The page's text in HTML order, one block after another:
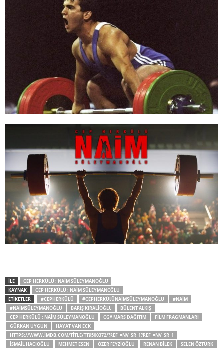
İLE
CEP HERKÜLÜ : NAIM SÜLEYMANOĞLU
KAYNAK
CEP HERKÜLÜ : NAIM SÜLEYMANOĞLU
ETİKETLER
#CEPHERKÜLÜ #CEPHERKÜLÜNAIMSÜLEYMANOĞLU
#NAIM
#NAIMSÜLEYMANOĞLU
BARIŞ KIRALIOĞLU
BÜLENT ALKIŞ
CEP HERKÜLÜ : NAIM SÜLEYMANOĞLU
CGV MARS DAĞITIM
FILM FRAGMANLARI
GÜRKAN UYGUN
HAYAT VAN ECK
HTTPS://WWW.IMDB.COM/TITLE/TT9500372/?REF_=NV_SR_1?REF_=NV_SR_1
İSMAIL HACIOĞLU
MEHMET ESEN ÖZER FEYZIOĞLU RENAN BILEK
SELEN ÖZTÜRK